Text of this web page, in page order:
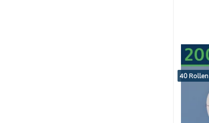
40 Rollen